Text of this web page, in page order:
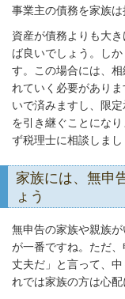
事業主の債務を家族は
資産が債務よりも大
ば良いでしょう。し
す。この場合には、
れていく必要があり
いで済みますし、限
を引き継ぐことにな
ず税理士に相談しまし
家族には、無申
ょう
無申告の家族や親族
が一番ですね。ただ
丈夫だ」と言って、
れでは家族の方は心配